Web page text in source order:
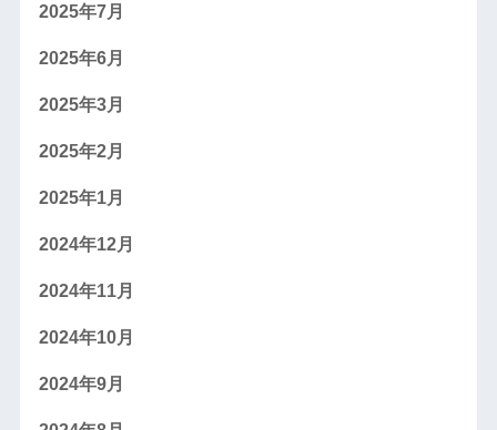
2025年7月
2025年6月
2025年3月
2025年2月
2025年1月
2024年12月
2024年11月
2024年10月
2024年9月